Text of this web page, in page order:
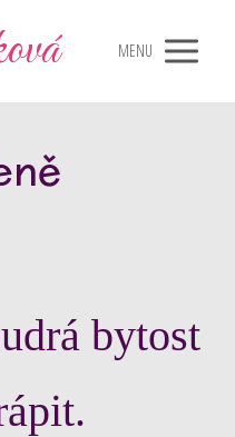
MENU
bytost